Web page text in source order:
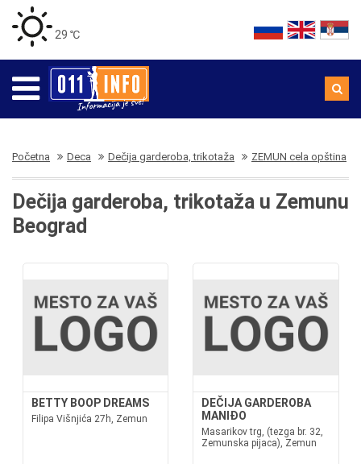
29 ℃
Početna Deca Dečija garderoba, trikotaža ZEMUN cela opština
Dečija garderoba, trikotaža u Zemunu
Beograd
BETTY BOOP DREAMS
Filipa Višnjića 27h, Zemun
DEČIJA GARDEROBA
MANIĐO
Masarikov trg, (tezga br. 32,
Zemunska pijaca), Zemun